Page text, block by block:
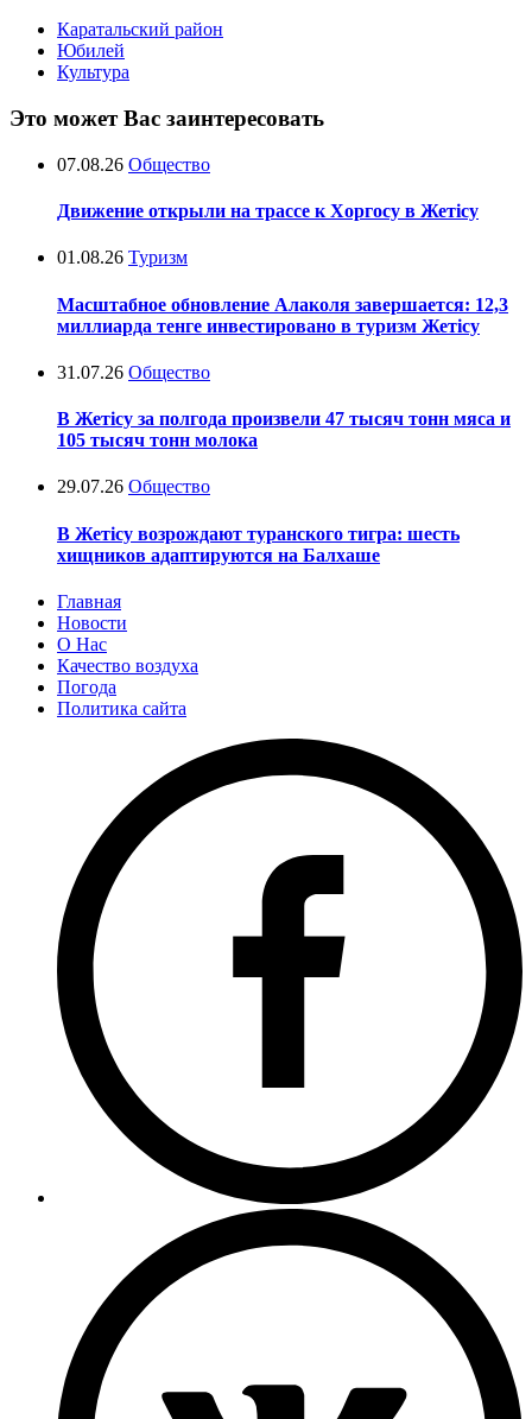
Каратальский район
Юбилей
Культура
Это может Вас заинтересовать
07.08.26 Общество
Движение открыли на трассе к Хоргосу в Жетісу
01.08.26 Туризм
Масштабное обновление Алаколя завершается: 12,3
миллиарда тенге инвестировано в туризм Жетісу
31.07.26 Общество
В Жетісу за полгода произвели 47 тысяч тонн мяса и
105 тысяч тонн молока
29.07.26 Общество
В Жетісу возрождают туранского тигра: шесть
хищников адаптируются на Балхаше
Главная
Новости
О Нас
Качество воздуха
Погода
Политика сайта